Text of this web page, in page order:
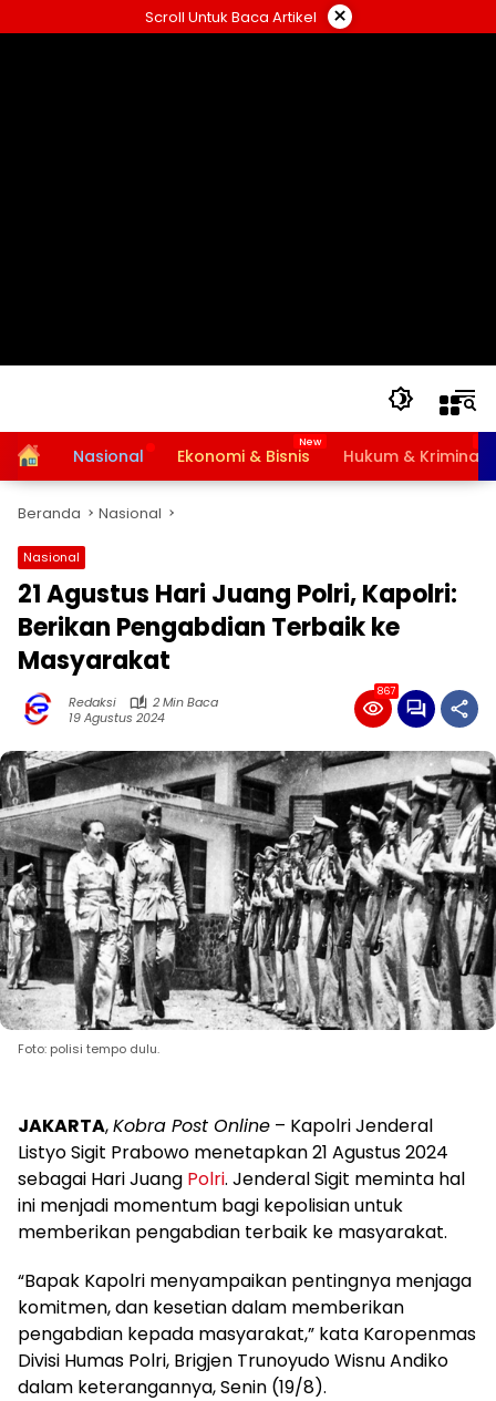
ke
Scroll Untuk Baca Artikel ×
HomeNasional Ekonomi & Bisnis Hukum & Kriminal
Beranda Nasional
Nasional
21 Agustus Hari Juang Polri, Kapolri:
Berikan Pengabdian Terbaik ke
Masyarakat
Redaksi
2 Min Baca
19 Agustus 2024
867
Foto: polisi tempo dulu.
JAKARTA,Kobra Post Online – Kapolri Jenderal
Listyo Sigit Prabowo menetapkan 21 Agustus 2024
sebagai Hari Juang Polri. Jenderal Sigit meminta hal
ini menjadi momentum bagi kepolisian untuk
memberikan pengabdian terbaik ke masyarakat.
“Bapak Kapolri menyampaikan pentingnya menjaga
komitmen, dan kesetian dalam memberikan
pengabdian kepada masyarakat,” kata Karopenmas
Divisi Humas Polri, Brigjen Trunoyudo Wisnu Andiko
dalam keterangannya, Senin (19/8).